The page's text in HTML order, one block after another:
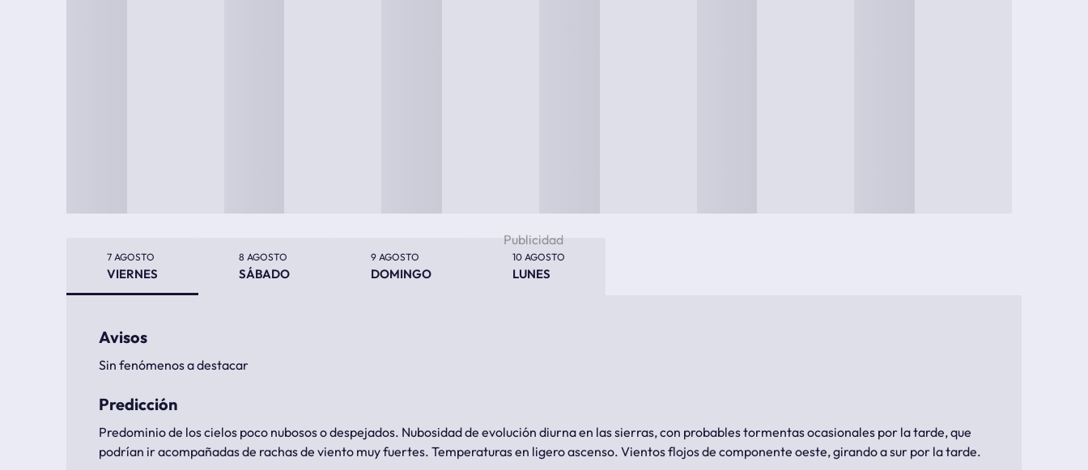
7 AGOSTO
VIERNES
8 AGOSTO
SÁBADO
9 AGOSTO
DOMINGO
10 AGOSTO
LUNES
Avisos
Sin fenómenos a destacar
Predicción
Predominio de los cielos poco nubosos o despejados. Nubosidad de evolución diurna en las sierras, con probables tormentas ocasionales por la tarde, que
podrían ir acompañadas de rachas de viento muy fuertes. Temperaturas en ligero ascenso. Vientos flojos de componente oeste, girando a sur por la tarde.